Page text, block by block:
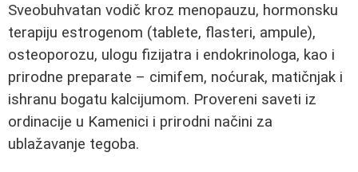
Sveobuhvatan vodič kroz menopauzu, hormonsku
terapiju estrogenom (tablete, flasteri, ampule),
osteoporozu, ulogu fizijatra i endokrinologa, kao i
prirodne preparate – cimifem, noćurak, matičnjak i
ishranu bogatu kalcijumom. Provereni saveti iz
ordinacije u Kamenici i prirodni načini za
ublažavanje tegoba.